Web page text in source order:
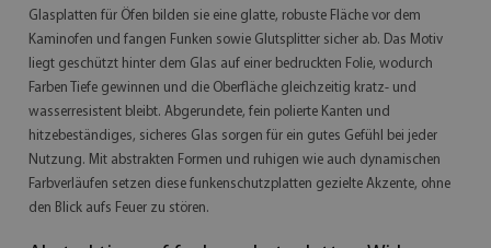
Glasplatten für Öfen bilden sie eine glatte, robuste Fläche vor dem
Kaminofen und fangen Funken sowie Glutsplitter sicher ab. Das Motiv
liegt geschützt hinter dem Glas auf einer bedruckten Folie, wodurch
Farben Tiefe gewinnen und die Oberfläche gleichzeitig kratz- und
wasserresistent bleibt. Abgerundete, fein polierte Kanten und
hitzebeständiges, sicheres Glas sorgen für ein gutes Gefühl bei jeder
Nutzung. Mit abstrakten Formen und ruhigen wie auch dynamischen
Farbverläufen setzen diese funkenschutzplatten gezielte Akzente, ohne
den Blick aufs Feuer zu stören.